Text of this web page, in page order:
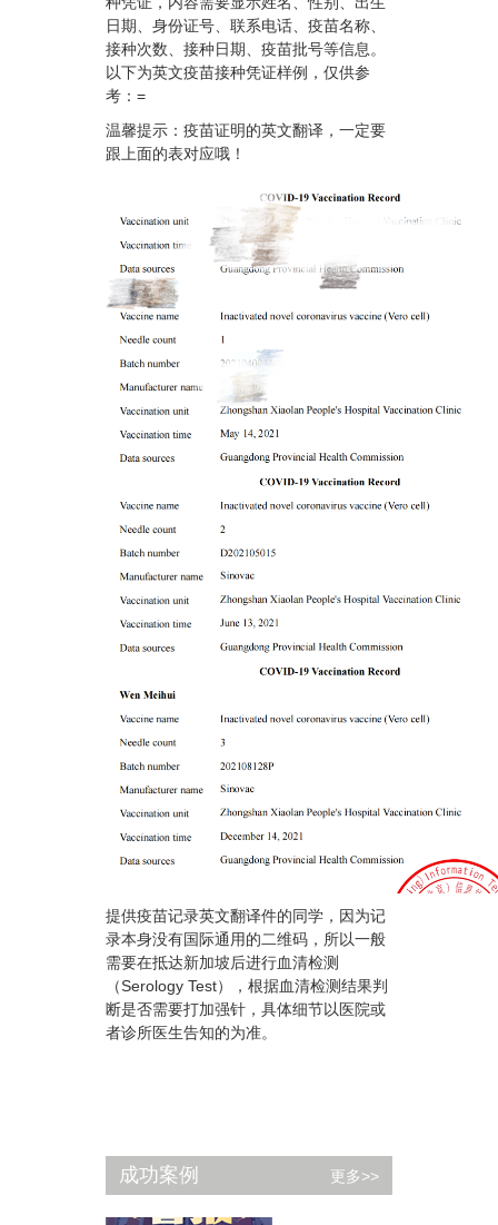
日期、身份证号、联系电话、疫苗名称、
接种次数、接种日期、疫苗批号等信息。
以下为英文疫苗接种凭证样例，仅供参
考：=
温馨提示：疫苗证明的英文翻译，一定要
跟上面的表对应哦！
提供疫苗记录英文翻译件的同学，因为记
录本身没有国际通用的二维码，所以一般
需要在抵达新加坡后进行血清检测
（Serology Test），根据血清检测结果判
断是否需要打加强针，具体细节以医院或
者诊所医生告知的为准。
成功案例 更多>>